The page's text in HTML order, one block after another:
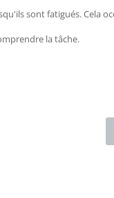
sont fatigués. Cela
la tâche.